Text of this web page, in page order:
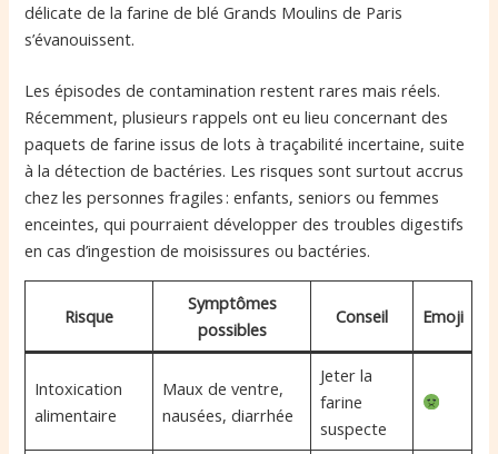
délicate de la farine de blé Grands Moulins de Paris
s’évanouissent.
Les épisodes de contamination restent rares mais réels.
Récemment, plusieurs rappels ont eu lieu concernant des
paquets de farine issus de lots à traçabilité incertaine, suite
à la détection de bactéries. Les risques sont surtout accrus
chez les personnes fragiles : enfants, seniors ou femmes
enceintes, qui pourraient développer des troubles digestifs
en cas d’ingestion de moisissures ou bactéries.
Risque
Symptômes
possibles
Conseil Emoji
Intoxication
alimentaire
Maux de ventre,
nausées, diarrhée
Jeter la
farine
suspecte